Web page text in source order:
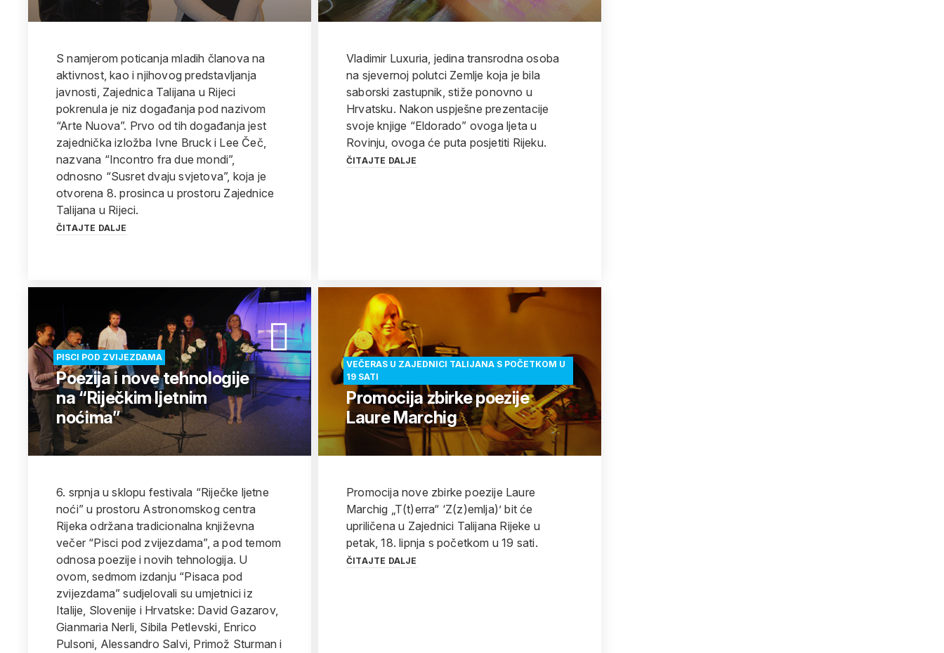
S namjerom poticanja mladih članova na
aktivnost, kao i njihovog predstavljanja
javnosti, Zajednica Talijana u Rijeci
pokrenula je niz događanja pod nazivom
“Arte Nuova”. Prvo od tih događanja jest
zajednička izložba Ivne Bruck i Lee Čeč,
nazvana “Incontro fra due mondi”,
odnosno “Susret dvaju svjetova”, koja je
otvorena 8. prosinca u prostoru Zajednice
Talijana u Rijeci.
ČITAJTE DALJE
Vladimir Luxuria, jedina transrodna osoba
na sjevernoj polutci Zemlje koja je bila
saborski zastupnik, stiže ponovno u
Hrvatsku. Nakon uspješne prezentacije
svoje knjige “Eldorado” ovoga ljeta u
Rovinju, ovoga će puta posjetiti Rijeku.
ČITAJTE DALJE
PISCI POD ZVIJEZDAMA
Poezija i nove tehnologije
na “Riječkim ljetnim
noćima”
6. srpnja u sklopu festivala “Riječke ljetne
noći” u prostoru Astronomskog centra
Rijeka održana tradicionalna književna
večer “Pisci pod zvijezdama”, a pod temom
odnosa poezije i novih tehnologija. U
ovom, sedmom izdanju “Pisaca pod
zvijezdama” sudjelovali su umjetnici iz
Italije, Slovenije i Hrvatske: David Gazarov,
Gianmaria Nerli, Sibila Petlevski, Enrico
Pulsoni, Alessandro Salvi, Primož Sturman i
VEČERAS U ZAJEDNICI TALIJANA S POČETKOM U
19 SATI
Promocija zbirke poezije
Laure Marchig
Promocija nove zbirke poezije Laure
Marchig „T(t)erra“ ‘Z(z)emlja)’ bit će
upriličena u Zajednici Talijana Rijeke u
petak, 18. lipnja s početkom u 19 sati.
ČITAJTE DALJE